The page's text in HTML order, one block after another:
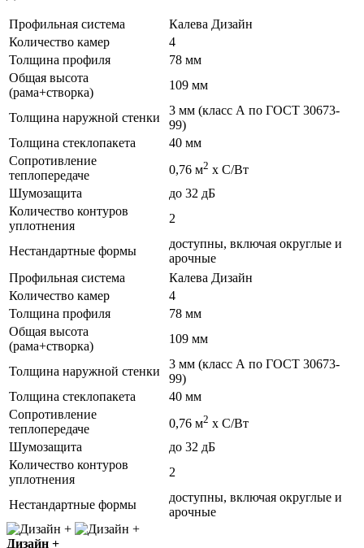
Профильная система
Калева Дизайн
Количество камер
4
Толщина профиля
78 мм
Общая высота
(рама+створка)
109 мм
Толщина наружной стенки
3 мм (класс А по ГОСТ 30673-
99)
Толщина стеклопакета
40 мм
Сопротивление
теплопередаче
0,76 м2 х С/Вт
Шумозащита
до 32 дБ
Количество контуров
уплотнения
2
Нестандартные формы
доступны, включая округлые и
арочные
Профильная система
Калева Дизайн
Количество камер
4
Толщина профиля
78 мм
Общая высота
(рама+створка)
109 мм
Толщина наружной стенки
3 мм (класс А по ГОСТ 30673-
99)
Толщина стеклопакета
40 мм
Сопротивление
теплопередаче
0,76 м2 х С/Вт
Шумозащита
до 32 дБ
Количество контуров
уплотнения
2
Нестандартные формы
доступны, включая округлые и
арочные
Дизайн +